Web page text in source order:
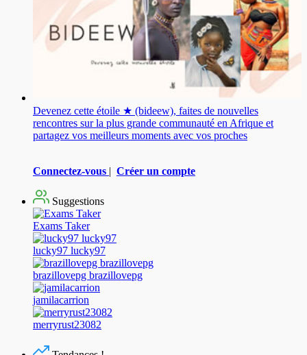
Devenez cette étoile ★ (bideew), faites de nouvelles
rencontres sur la plus grande communauté en Afrique et
partagez vos meilleurs moments avec vos proches
Connectez-vous | Créer un compte
Suggestions
Exams Taker
lucky97 lucky97
brazillovepg brazillovepg
jamilacarrion
merryrust23082